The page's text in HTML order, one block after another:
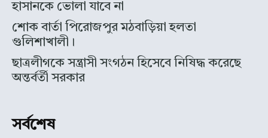
হাসানকে ভোলা যাবে না
শোক বার্তা পিরোজপুর মঠবাড়িয়া হলতা
গুলিশাখালী।
ছাত্রলীগকে সন্ত্রাসী সংগঠন হিসেবে নিষিদ্ধ করেছে
অন্তর্বর্তী সরকার
সর্বশেষ